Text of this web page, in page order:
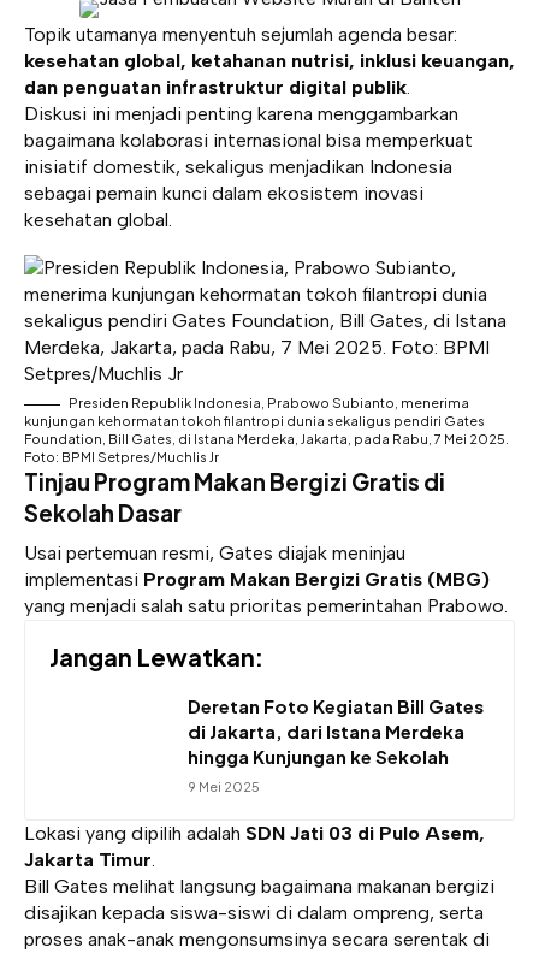
Topik utamanya menyentuh sejumlah agenda besar:
kesehatan global, ketahanan nutrisi, inklusi keuangan,
dan penguatan infrastruktur digital publik.
Diskusi ini menjadi penting karena menggambarkan
bagaimana kolaborasi internasional bisa memperkuat
inisiatif domestik, sekaligus menjadikan Indonesia
sebagai pemain kunci dalam ekosistem inovasi
kesehatan global.
Presiden Republik Indonesia, Prabowo Subianto, menerima
kunjungan kehormatan tokoh filantropi dunia sekaligus pendiri Gates
Foundation, Bill Gates, di Istana Merdeka, Jakarta, pada Rabu, 7 Mei 2025.
Foto: BPMI Setpres/Muchlis Jr
Tinjau Program Makan Bergizi Gratis di
Sekolah Dasar
Usai pertemuan resmi, Gates diajak meninjau
implementasi Program Makan Bergizi Gratis (MBG)
yang menjadi salah satu prioritas pemerintahan Prabowo.
Jangan Lewatkan:
Deretan Foto Kegiatan Bill Gates
di Jakarta, dari Istana Merdeka
hingga Kunjungan ke Sekolah
9 Mei 2025
Lokasi yang dipilih adalah SDN Jati 03 di Pulo Asem,
Jakarta Timur.
Bill Gates melihat langsung bagaimana makanan bergizi
disajikan kepada siswa-siswi di dalam ompreng, serta
proses anak-anak mengonsumsinya secara serentak di